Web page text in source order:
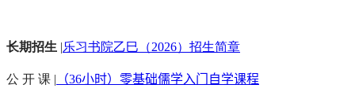
长期招生 |乐习书院乙巳（2026）招生简章
公 开 课 | （36小时）零基础儒学入门自学课程